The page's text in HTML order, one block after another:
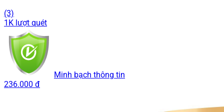
(3)
1K lượt quét
Minh bạch thông tin
236.000 đ